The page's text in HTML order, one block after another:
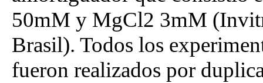
50mM y MgCl2 3mM
Brasil). Todos los
fueron realizados por